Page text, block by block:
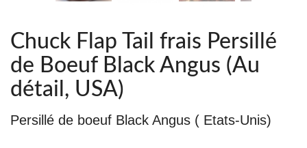
Chuck Flap Tail frais Persillé
de Boeuf Black Angus (Au
détail, USA)
Persillé de boeuf Black Angus ( Etats-Unis)